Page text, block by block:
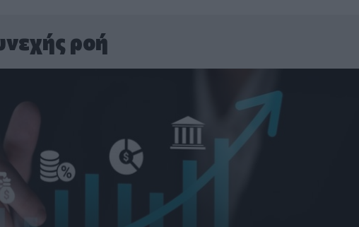
ροή